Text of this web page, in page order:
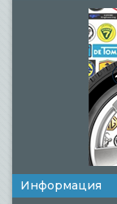
Информация